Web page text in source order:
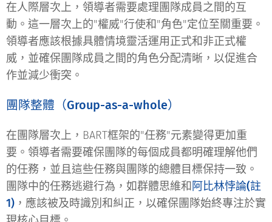
在人際層次上，領導者需要處理團隊成員之間的互
動。這一層次上的"權威"行使和"角色"定位至關重要。
領導者應該根據具體情境靈活運用正式和非正式權
威，並確保團隊成員之間的角色分配清晰，以促進合
作並減少衝突。
團隊整體（Group-as-a-whole）
在團隊層次上，BART框架的"任務"元素變得更加重
要。領導者需要確保團隊的每個成員都明確理解他們
的任務，並且這些任務與團隊的總體目標保持一致。
團隊中的任務逃避行為，如群體思維和 阿比林悖論(註
1) ，應該被及時識別和糾正，以確保團隊始終專注於實